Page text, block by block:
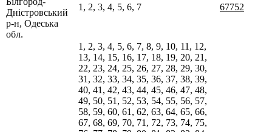
Дністровський
р-н, Одеська
обл.
1, 2, 3, 4, 5, 6, 7 67752
1, 2, 3, 4, 5, 6, 7, 8, 9, 10, 11, 12,
13, 14, 15, 16, 17, 18, 19, 20, 21,
22, 23, 24, 25, 26, 27, 28, 29, 30,
31, 32, 33, 34, 35, 36, 37, 38, 39,
40, 41, 42, 43, 44, 45, 46, 47, 48,
49, 50, 51, 52, 53, 54, 55, 56, 57,
58, 59, 60, 61, 62, 63, 64, 65, 66,
67, 68, 69, 70, 71, 72, 73, 74, 75,